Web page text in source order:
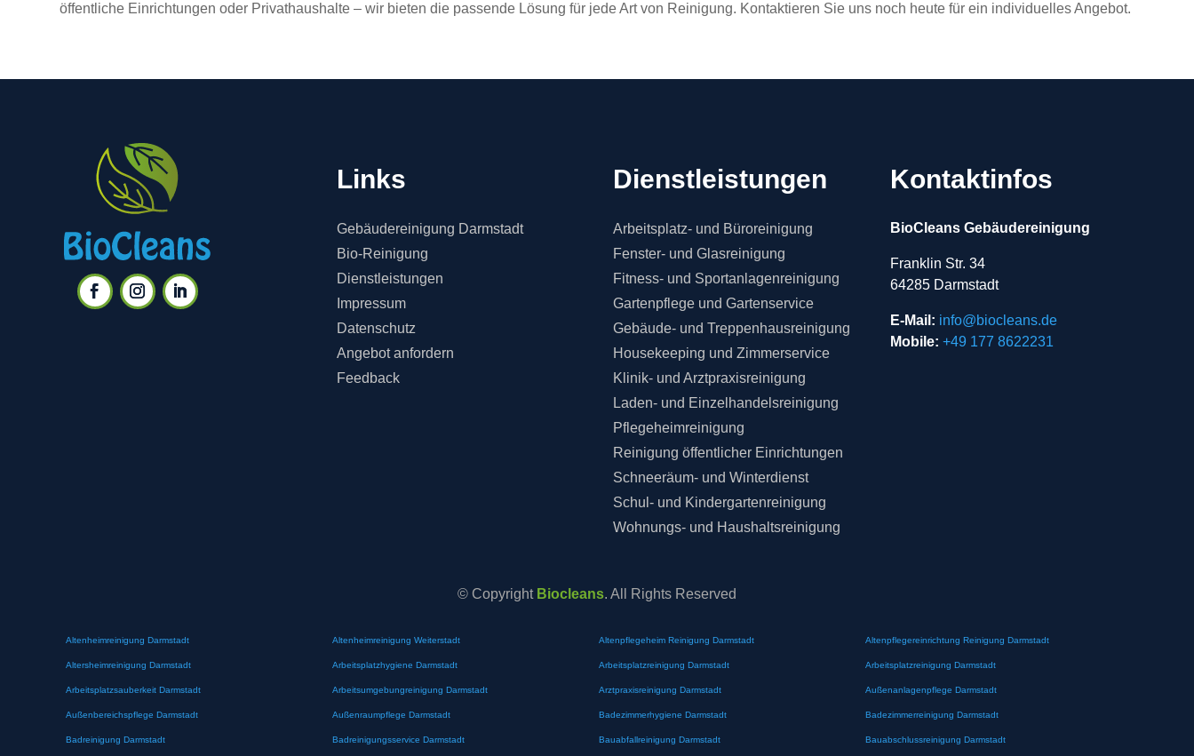
öffentliche Einrichtungen oder Privathaushalte – wir bieten die passende Lösung für jede Art von Reinigung. Kontaktieren Sie uns noch heute für ein individuelles Angebot.
Links
Gebäudereinigung Darmstadt
Bio-Reinigung
Dienstleistungen
Impressum
Datenschutz
Angebot anfordern
Feedback
Dienstleistungen
Arbeitsplatz- und Büroreinigung
Fenster- und Glasreinigung
Fitness- und Sportanlagenreinigung
Gartenpflege und Gartenservice
Gebäude- und Treppenhausreinigung
Housekeeping und Zimmerservice
Klinik- und Arztpraxisreinigung
Laden- und Einzelhandelsreinigung
Pflegeheimreinigung
Reinigung öffentlicher Einrichtungen
Schneeräum- und Winterdienst
Schul- und Kindergartenreinigung
Wohnungs- und Haushaltsreinigung
Kontaktinfos
BioCleans Gebäudereinigung
Franklin Str. 34
64285 Darmstadt
E-Mail: info@biocleans.de
Mobile: +49 177 8622231
© Copyright Biocleans. All Rights Reserved
Altenheimreinigung Darmstadt Altenheimreinigung Weiterstadt Altenpflegeheim Reinigung Darmstadt Altenpflegereinrichtung Reinigung Darmstadt
Altersheimreinigung Darmstadt Arbeitsplatzhygiene Darmstadt Arbeitsplatzreinigung Darmstadt Arbeitsplatzreinigung Darmstadt
Arbeitsplatzsauberkeit Darmstadt Arbeitsumgebungreinigung Darmstadt Arztpraxisreinigung Darmstadt Außenanlagenpflege Darmstadt
Außenbereichspflege Darmstadt Außenraumpflege Darmstadt Badezimmerhygiene Darmstadt Badezimmerreinigung Darmstadt
Badreinigung Darmstadt Badreinigungsservice Darmstadt Bauabfallreinigung Darmstadt Bauabschlussreinigung Darmstadt